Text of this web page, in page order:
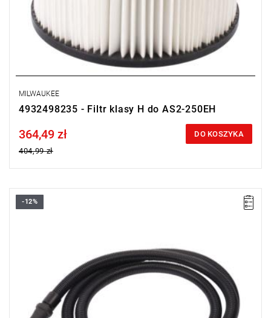
MILWAUKEE
4932498235 - Filtr klasy H do AS2-250EH
Price tax included
364,49 zł
404,99 zł
DO KOSZYKA
-12%